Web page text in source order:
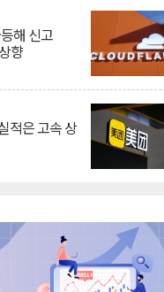
해 신고
향
적은 고속 상